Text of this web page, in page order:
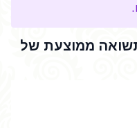
ממוצעת של